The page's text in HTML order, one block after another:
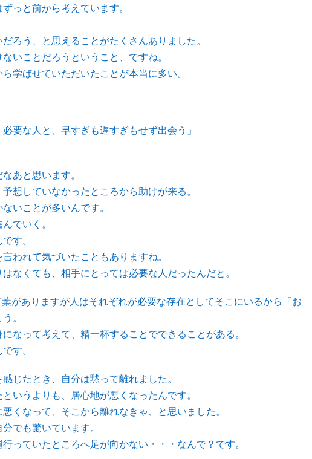
っと前から考えています。
ろう、と思えることがたくさんありました。
いことだろうということ、ですね。
学ばせていただいたことが本当に多い。
必要な人と、早すぎも遅すぎもせず出会う」
あと思います。
想していなかったところから助けが来る。
いことが多いんです。
でいく。
す。
われて気づいたこともありますね。
なくても、相手にとっては必要な人だったんだと。
がありますが人はそれぞれが必要な存在としてそこにいるから「お
。
なって考えて、精一杯することでできることがある。
す。
じたとき、自分は黙って離れました。
いうよりも、居心地が悪くなったんです。
くなって、そこから離れなきゃ、と思いました。
でも驚いています。
っていたところへ足が向かない・・・なんで？です。